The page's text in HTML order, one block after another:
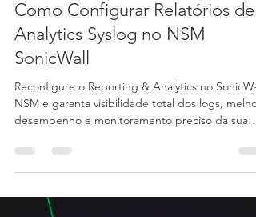
andreylima6
8 de abr.
3 min de leitura
Analytics Syslog no NSM
SonicWall
Reconfigure o Reporting & Analytics no SonicWall
infraestrutura de segurança.